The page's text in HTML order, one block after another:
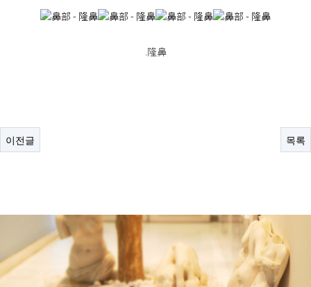
.隆鼻
이전글 목록